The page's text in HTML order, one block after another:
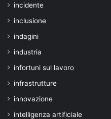
incidente
inclusione
indagini
industria
infortuni sul lavoro
infrastrutture
innovazione
intelligenza artificiale